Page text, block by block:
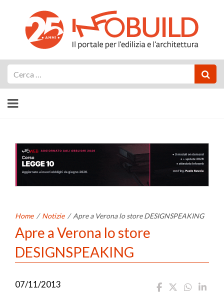
Home / Notizie / Apre a Verona lo store DESIGNSPEAKING
Apre a Verona lo store
DESIGNSPEAKING
07/11/2013